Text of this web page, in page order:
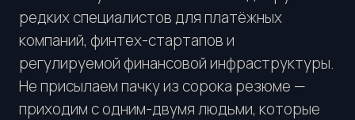
редких специалистов для платёжных
компаний, финтех-стартапов и
регулируемой финансовой инфраструктуры.
Не присылаем пачку из сорока резюме —
приходим с одним-двумя людьми, которые